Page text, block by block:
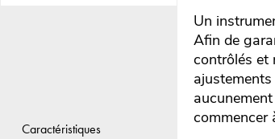
Caractéristiques
Un
Afin de
contrôlés et
commencer